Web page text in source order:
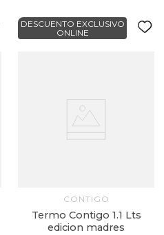
DESCUENTO EXCLUSIVO
ONLINE
CONTIGO
Termo Contigo 1.1 Lts
edicion madres